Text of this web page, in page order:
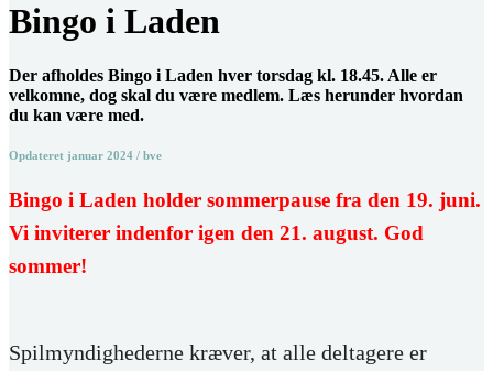
Bingo i Laden
Der afholdes Bingo i Laden hver torsdag kl. 18.45. Alle er
velkomne, dog skal du være medlem. Læs herunder hvordan
du kan være med.
Opdateret januar 2024 / bve
Bingo i Laden holder sommerpause fra den 19. juni.
Vi inviterer indenfor igen den 21. august. God
sommer!
Spilmyndighederne kræver, at alle deltagere er